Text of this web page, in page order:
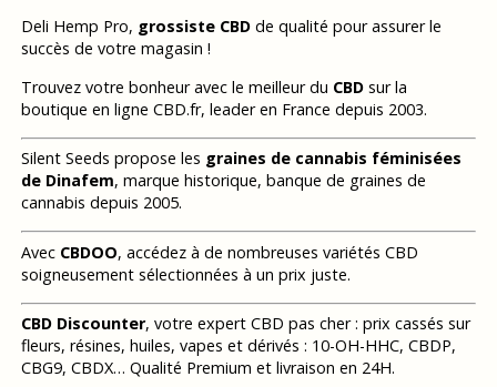
Deli Hemp Pro, grossiste CBDde qualité pour assurer le
succès de votre magasin !
Trouvez votre bonheur avec le meilleur du CBDsur la
boutique en ligne CBD.fr, leader en France depuis 2003.
Silent Seeds propose les graines de cannabis féminisées
de Dinafem, marque historique, banque de graines de
cannabis depuis 2005.
Avec CBDOO, accédez à de nombreuses variétés CBD
soigneusement sélectionnées à un prix juste.
CBD Discounter, votre expert CBD pas cher : prix cassés sur
fleurs, résines, huiles, vapes et dérivés : 10-OH-HHC, CBDP,
CBG9, CBDX… Qualité Premium et livraison en 24H.